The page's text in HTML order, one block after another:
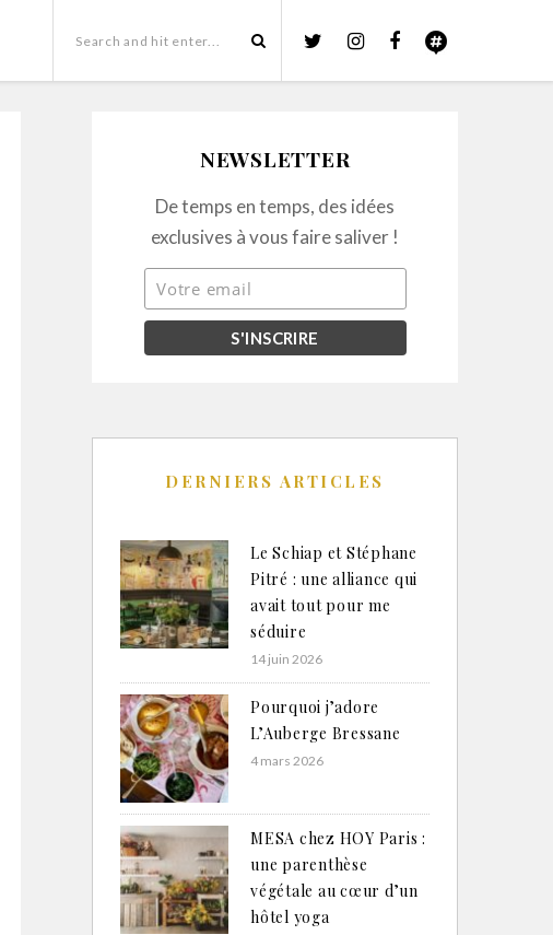
NEWSLETTER
De temps en temps, des idées
exclusives à vous faire saliver !
DERNIERS ARTICLES
Le Schiap et Stéphane
Pitré : une alliance qui
avait tout pour me
séduire
14 juin 2026
Pourquoi j’adore
L’Auberge Bressane
4 mars 2026
MESA chez HOY Paris :
une parenthèse
végétale au cœur d’un
hôtel yoga